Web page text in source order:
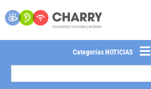
Categorías NOTICIAS